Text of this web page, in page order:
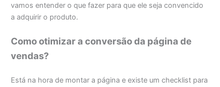
vamos entender o que fazer para que ele seja convencido
a adquirir o produto.
Como otimizar a conversão da página de
vendas?
Está na hora de montar a página e existe um checklist para